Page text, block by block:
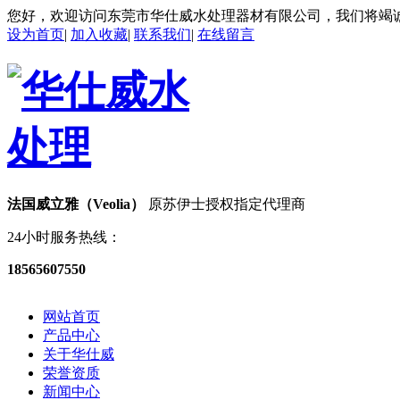
您好，欢迎访问东莞市华仕威水处理器材有限公司，我们将竭
设为首页| 加入收藏| 联系我们| 在线留言
法国威立雅（Veolia） 原苏伊士授权指定代理商
24小时服务热线：
18565607550
网站首页
产品中心
关于华仕威
荣誉资质
新闻中心